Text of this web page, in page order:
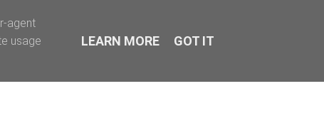
agent
usage
LEARN MORE GOT IT